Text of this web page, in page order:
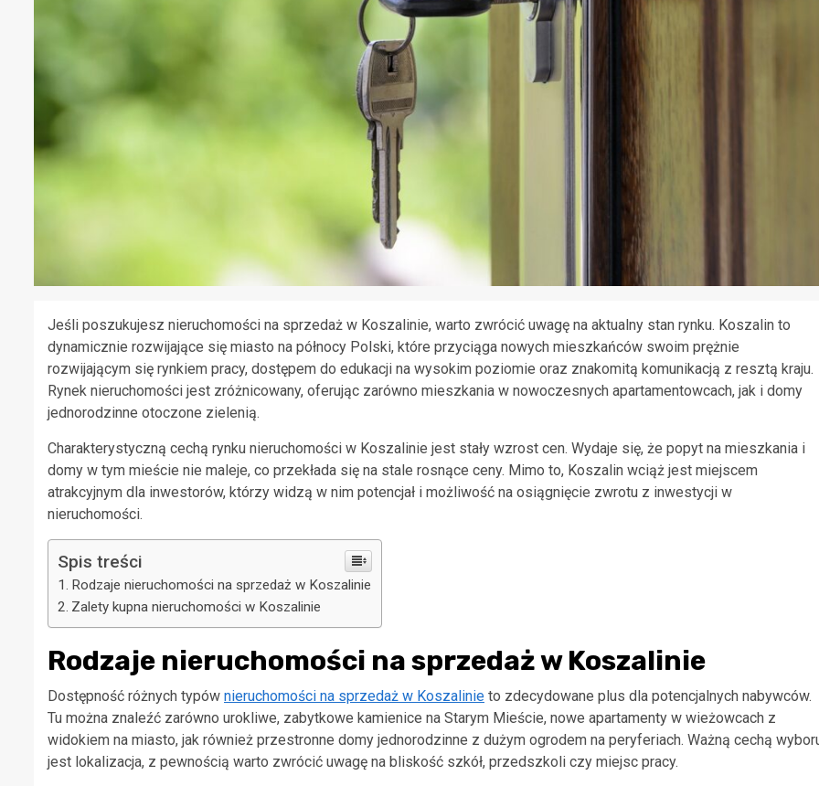
Jeśli poszukujesz nieruchomości na sprzedaż w Koszalinie, warto zwrócić uwagę na aktualny stan rynku. Koszalin to
dynamicznie rozwijające się miasto na północy Polski, które przyciąga nowych mieszkańców swoim prężnie
rozwijającym się rynkiem pracy, dostępem do edukacji na wysokim poziomie oraz znakomitą komunikacją z resztą kraju.
Rynek nieruchomości jest zróżnicowany, oferując zarówno mieszkania w nowoczesnych apartamentowcach, jak i domy
jednorodzinne otoczone zielenią.
Charakterystyczną cechą rynku nieruchomości w Koszalinie jest stały wzrost cen. Wydaje się, że popyt na mieszkania i
domy w tym mieście nie maleje, co przekłada się na stale rosnące ceny. Mimo to, Koszalin wciąż jest miejscem
atrakcyjnym dla inwestorów, którzy widzą w nim potencjał i możliwość na osiągnięcie zwrotu z inwestycji w
nieruchomości.
Spis treści
Rodzaje nieruchomości na sprzedaż w Koszalinie
Zalety kupna nieruchomości w Koszalinie
Rodzaje nieruchomości na sprzedaż w Koszalinie
Dostępność różnych typów nieruchomości na sprzedaż w Koszalinie to zdecydowane plus dla potencjalnych nabywców.
Tu można znaleźć zarówno urokliwe, zabytkowe kamienice na Starym Mieście, nowe apartamenty w wieżowcach z
widokiem na miasto, jak również przestronne domy jednorodzinne z dużym ogrodem na peryferiach. Ważną cechą
jest lokalizacja, z pewnością warto zwrócić uwagę na bliskość szkół, przedszkoli czy miejsc pracy.